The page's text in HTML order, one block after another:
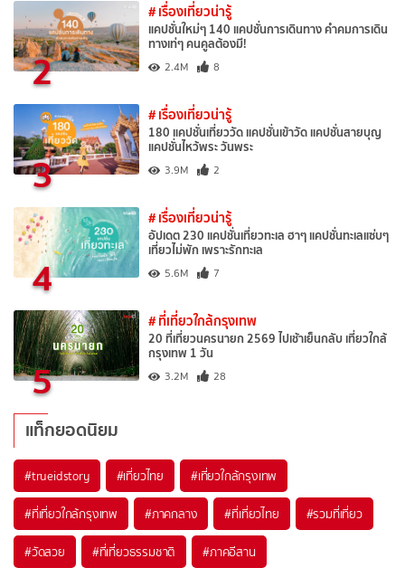
2
# เรื่องเที่ยวน่ารู้
แคปชั่นใหม่ๆ 140 แคปชั่นการเดินทาง คำคมการเดิน
ทางเท่ๆ คนคูลต้องมี!
2.4M 8
3
# เรื่องเที่ยวน่ารู้
180 แคปชั่นเที่ยววัด แคปชั่นเข้าวัด แคปชั่นสายบุญ
แคปชั่นไหว้พระ วันพระ
3.9M 2
4
# เรื่องเที่ยวน่ารู้
อัปเดต 230 แคปชั่นเที่ยวทะเล ฮาๆ แคปชั่นทะเลแซ่บๆ
เที่ยวไม่พัก เพราะรักทะเล
5.6M 7
5
# ที่เที่ยวใกล้กรุงเทพ
20 ที่เที่ยวนครนายก 2569 ไปเช้าเย็นกลับ เที่ยวใกล้
กรุงเทพ 1 วัน
3.2M 28
แท็กยอดนิยม
#trueidstory #เที่ยวไทย #เที่ยวใกล้กรุงเทพ
#ที่เที่ยวใกล้กรุงเทพ #ภาคกลาง #ที่เที่ยวไทย #รวมที่เที่ยว
#วัดสวย #ที่เที่ยวธรรมชาติ #ภาคอีสาน